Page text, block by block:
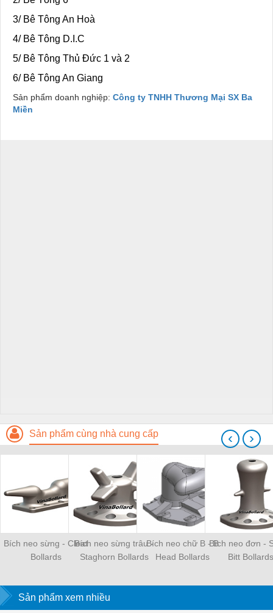
3/ Bê Tông An Hoà
4/ Bê Tông D.I.C
5/ Bê Tông Thủ Đức 1 và 2
6/ Bê Tông An Giang
Sản phẩm doanh nghiệp: Công ty TNHH Thương Mại SX Ba
Miền
Sản phẩm cùng nhà cung cấp
Bích neo sừng - Cleat
Bollards
Bích neo sừng trâu -
Staghorn Bollards
Bích neo chữ B - B
Head Bollards
Bích neo đơn -
Bitt Bollards
‹ ›
Sản phẩm xem nhiều